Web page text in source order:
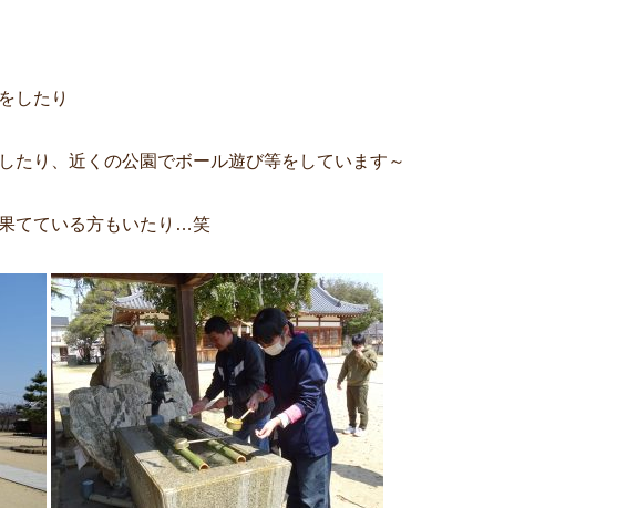
したり
たり、近くの公園でボール遊び等をしています～
てている方もいたり…笑